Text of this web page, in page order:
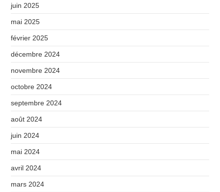
juin 2025
mai 2025
février 2025
décembre 2024
novembre 2024
octobre 2024
septembre 2024
août 2024
juin 2024
mai 2024
avril 2024
mars 2024